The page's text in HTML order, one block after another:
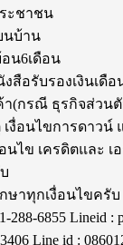
ะชาชน
นบ้าน
อน6เดือน
สือรับรองเงินเดือ
า(กรณี ธุรกิจส่วน
งื่อนไขการดาวน์
นไข เครดิตและ เ
ษาทุกเงื่อนไขครับ
288-6855 Lineid :
Line id :